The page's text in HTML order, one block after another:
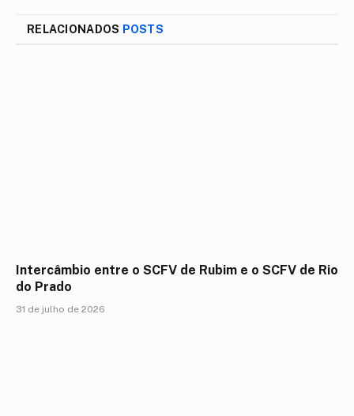
RELACIONADOS POSTS
Intercâmbio entre o SCFV de Rubim e o SCFV de Rio
do Prado
31 de julho de 2026